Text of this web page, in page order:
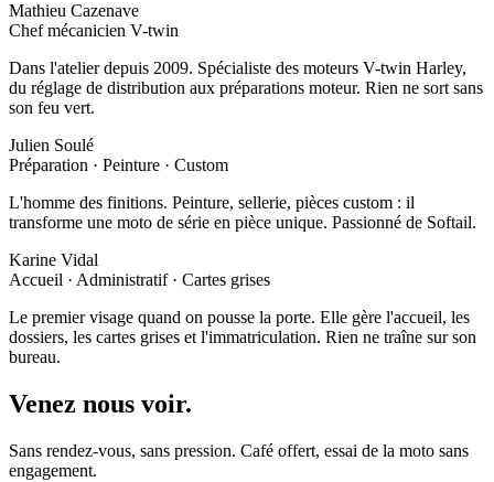
Mathieu Cazenave
Chef mécanicien V-twin
Dans l'atelier depuis 2009. Spécialiste des moteurs V-twin Harley,
du réglage de distribution aux préparations moteur. Rien ne sort sans
son feu vert.
Julien Soulé
Préparation · Peinture · Custom
L'homme des finitions. Peinture, sellerie, pièces custom : il
transforme une moto de série en pièce unique. Passionné de Softail.
Karine Vidal
Accueil · Administratif · Cartes grises
Le premier visage quand on pousse la porte. Elle gère l'accueil, les
dossiers, les cartes grises et l'immatriculation. Rien ne traîne sur son
bureau.
Venez nous voir.
Sans rendez-vous, sans pression. Café offert, essai de la moto sans
engagement.